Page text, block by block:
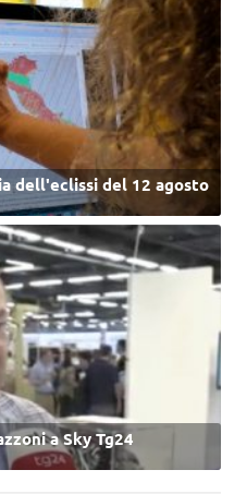
dell'eclissi del 12 agosto
a Sky Tg24